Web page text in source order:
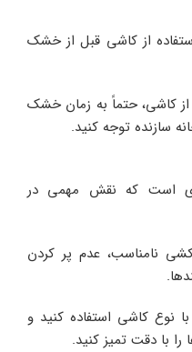
از کاشی قبل از خشک
از کاشی، حتماً به زمان خشک
سازنده توجه کنید.
است که نقش مهمی در
نامناسب، عدم پر کردن
نوع کاشی استفاده کنید و
را با دقت تمیز کنید.